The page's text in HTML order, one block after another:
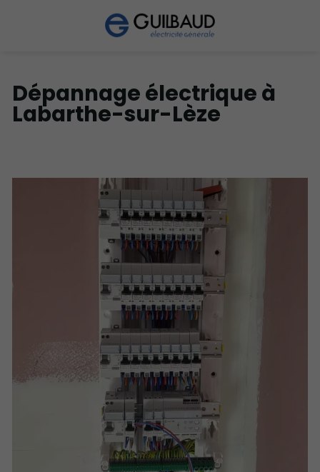
Dépannage électrique à
Labarthe-sur-Lèze